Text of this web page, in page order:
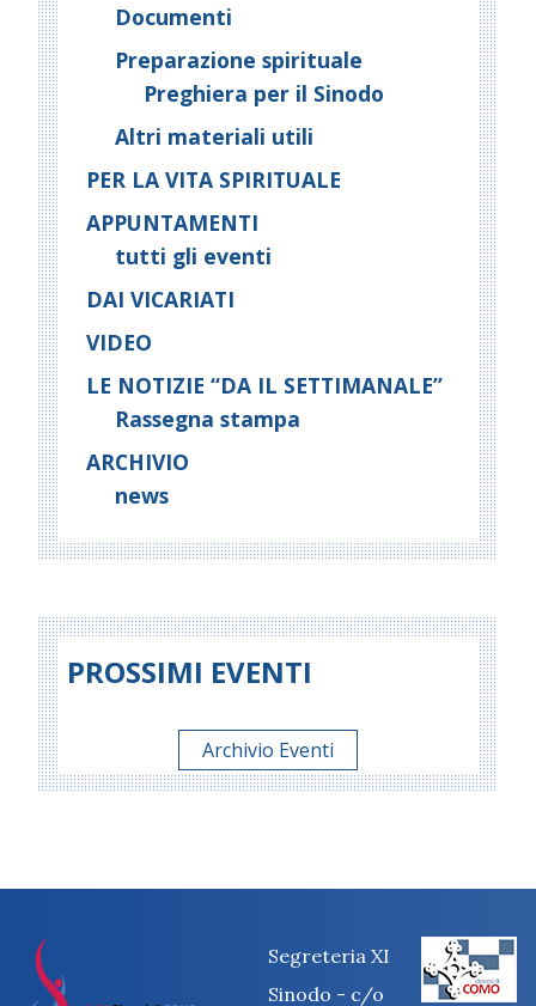
Documenti
Preparazione spirituale
Preghiera per il Sinodo
Altri materiali utili
PER LA VITA SPIRITUALE
APPUNTAMENTI
tutti gli eventi
DAI VICARIATI
VIDEO
LE NOTIZIE “DA IL SETTIMANALE”
Rassegna stampa
ARCHIVIO
news
PROSSIMI EVENTI
Archivio Eventi
Segreteria XI
Sinodo - c/o